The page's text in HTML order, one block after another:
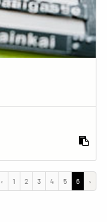
‹ 1 2 3 4 5 6 ›